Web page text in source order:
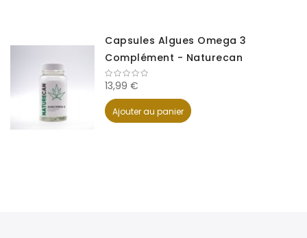
Capsules Algues Omega 3
Complément - Naturecan
13,99 €
Ajouter au panier